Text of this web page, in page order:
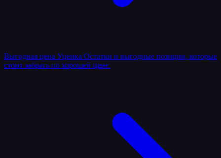
Выгодная цена Уценка Остатки и выгодные позиции, которые
стоит забрать по хорошей цене.